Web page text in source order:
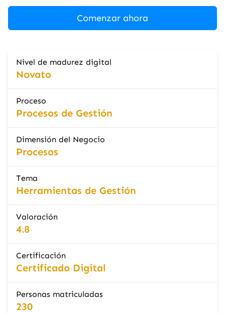
Comenzar ahora
Nivel de madurez digital
Novato
Proceso
Procesos de Gestión
Dimensión del Negocio
Procesos
Tema
Herramientas de Gestión
Valoración
4.8
Certificación
Certificado Digital
Personas matriculadas
230